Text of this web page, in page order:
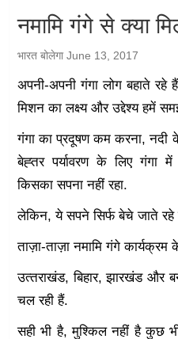
नमामि गंगे से क्या
भारत बोलेगा June 13, 2017
अपनी-अपनी गंगा लोग बहाते रहे
मिशन का लक्ष्य और उद्देश्य हमें
गंगा का प्रदूषण कम करना, नदी
बेह्तर पर्यावरण के लिए गंगा
किसका सपना नहीं रहा.
लेकिन, ये सपने सिर्फ बेचे जाते रहे
ताज़ा-ताज़ा नमामि गंगे
उत्‍तराखंड, बिहार, झारखंड और
चल रही हैं.
सही भी है, मुश्किल नहीं है कुछ